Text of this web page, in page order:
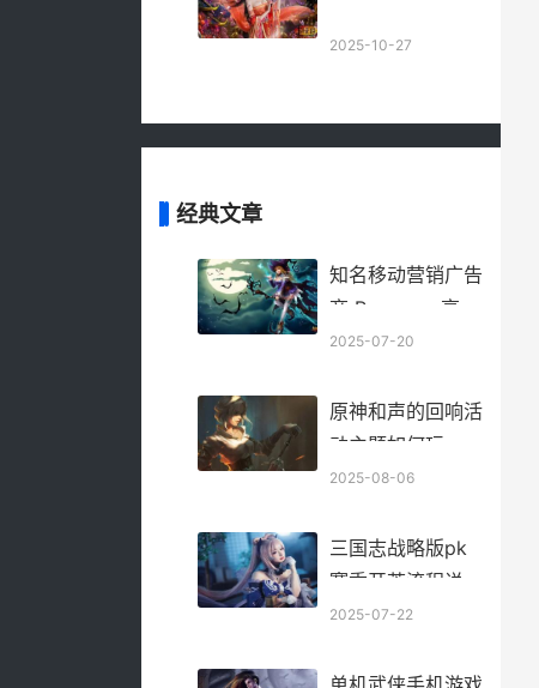
2025-10-27
经典文章
知名移动营销广告
商 Remerge 亮相
2024 ChinaJoy
_ 移动营销优秀案
例范文100例
2025-07-20
原神和声的回响活
动主题如何玩 原
神和声的回响怎么
2025-08-06
三国志战略版pk
赛季开荒流程说明
三国志战略版pk
能打最新6级地打
2025-07-22